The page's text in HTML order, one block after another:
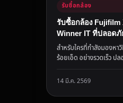
รับซื้อกล้อง
รับซื้อกล้อง Fujifilm
Winner IT ที่ปลอด
สำหรับใครที่กำลังมองห
ร้อยเอ็ด อย่างรวดเร็ว ป
คือค...
14 มี.ค. 2569